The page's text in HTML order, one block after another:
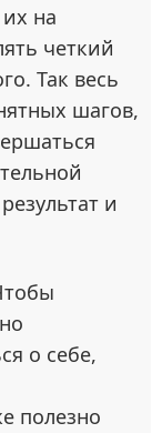
на
четкий
Так весь
шагов,
и
о себе,
полезно